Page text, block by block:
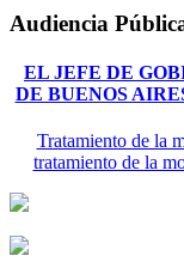
Audiencia
EL JEFE DE
DE BUENOS
Tratamiento de la
tratamiento de la